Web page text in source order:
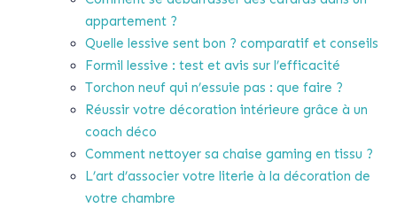
appartement ?
Quelle lessive sent bon ? comparatif et conseils
Formil lessive : test et avis sur l’efficacité
Torchon neuf qui n’essuie pas : que faire ?
Réussir votre décoration intérieure grâce à un
coach déco
Comment nettoyer sa chaise gaming en tissu ?
L’art d’associer votre literie à la décoration de
votre chambre